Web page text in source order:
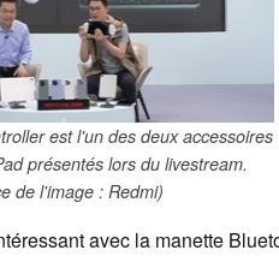
est l'un des deux accessoires
présentés lors du livestream.
de l'image : Redmi)
avec la manette